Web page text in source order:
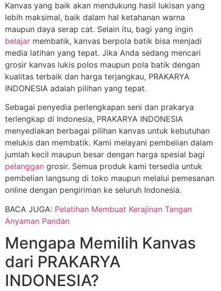
Kanvas yang baik akan mendukung hasil lukisan yang
lebih maksimal, baik dalam hal ketahanan warna
maupun daya serap cat. Selain itu, bagi yang ingin
belajar membatik, kanvas berpola batik bisa menjadi
media latihan yang tepat. Jika Anda sedang mencari
grosir kanvas lukis polos maupun pola batik dengan
kualitas terbaik dan harga terjangkau, PRAKARYA
INDONESIA adalah pilihan yang tepat.
Sebagai penyedia perlengkapan seni dan prakarya
terlengkap di Indonesia, PRAKARYA INDONESIA
menyediakan berbagai pilihan kanvas untuk kebutuhan
melukis dan membatik. Kami melayani pembelian dalam
jumlah kecil maupun besar dengan harga spesial bagi
pelanggan grosir. Semua produk kami tersedia untuk
pembelian langsung di toko maupun melalui pemesanan
online dengan pengiriman ke seluruh Indonesia.
BACA JUGA: Pelatihan Membuat Kerajinan Tangan
Anyaman Pandan
Mengapa Memilih Kanvas
dari PRAKARYA
INDONESIA?